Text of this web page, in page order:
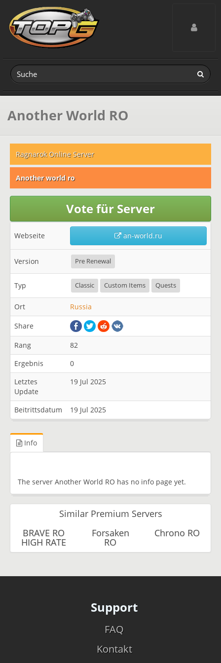
Toggle
Another World RO
Ragnarok Online Server
Another world ro
Vote für Server
Webseite an-world.ru
Version Pre Renewal
Typ Classic Custom Items Quests
Ort Russia
Share
Rang
82
Ergebnis
0
Letztes
Update
19 Jul 2025
Beitrittsdatum 19 Jul 2025
Info
The server Another World RO has no info page yet.
Similar Premium Servers
BRAVE RO
HIGH RATE
Forsaken
RO
Chrono RO
Support
FAQ
Kontakt